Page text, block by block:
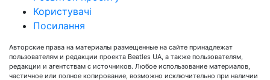
Користувачі
Посилання
Авторские права на материалы размещенные на сайте принадлежат
пользователям и редакции проекта Beatles UA, а также пользователям,
редакции и агентствам с источников. Любое использование материалов,
частичное или полное копирование, возможно исключительно при наличии